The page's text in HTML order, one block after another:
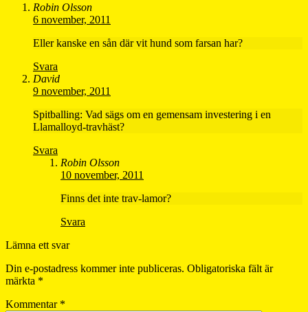
Robin Olsson
6 november, 2011
Eller kanske en sån där vit hund som farsan har?
Svara
David
9 november, 2011
Spitballing: Vad sägs om en gemensam investering i en
Llamalloyd-travhäst?
Svara
Robin Olsson
10 november, 2011
Finns det inte trav-lamor?
Svara
Lämna ett svar
Din e-postadress kommer inte publiceras. Obligatoriska fält är
märkta *
Kommentar *